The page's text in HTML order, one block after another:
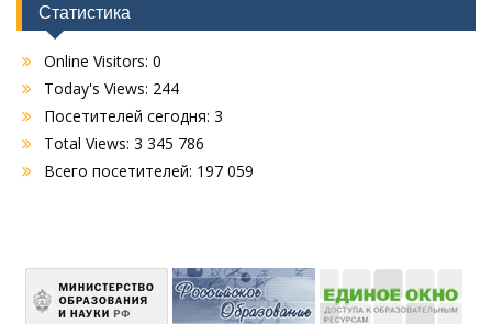
Статистика
Online Visitors: 0
Today's Views: 244
Посетителей сегодня: 3
Total Views: 3 345 786
Всего посетителей: 197 059